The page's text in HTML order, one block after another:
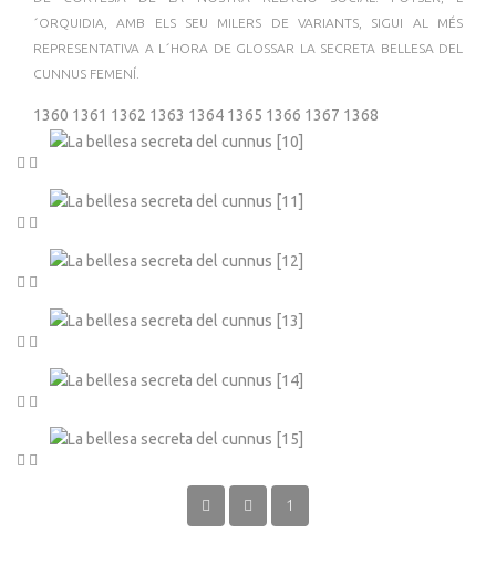
´ORQUIDIA, AMB ELS SEU MILERS DE VARIANTS, SIGUI AL MÉS
REPRESENTATIVA A L´HORA DE GLOSSAR LA SECRETA BELLESA DEL
CUNNUS FEMENÍ.
1360 1361 1362 1363 1364 1365 1366 1367 1368
1